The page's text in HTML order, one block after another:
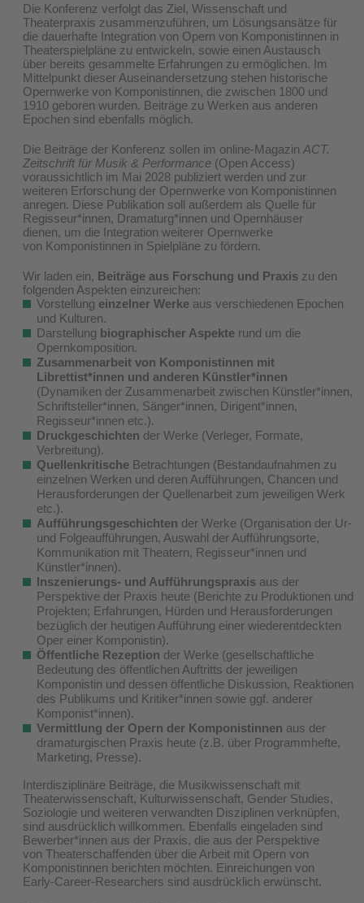
Die Konferenz verfolgt das Ziel, Wissenschaft und
Theaterpraxis zusammenzuführen, um Lösungsansätze für
die dauerhafte Integration von Opern von Komponistinnen in
Theaterspielpläne zu entwickeln, sowie einen Austausch
über bereits gesammelte Erfahrungen zu ermöglichen. Im
Mittelpunkt dieser Auseinandersetzung stehen historische
Opernwerke von Komponistinnen, die zwischen 1800 und
1910 geboren wurden. Beiträge zu Werken aus anderen
Epochen sind ebenfalls möglich.
Die Beiträge der Konferenz sollen im online-Magazin ACT.
Zeitschrift für Musik & Performance (Open Access)
voraussichtlich im Mai 2028 publiziert werden und zur
weiteren Erforschung der Opernwerke von Komponistinnen
anregen. Diese Publikation soll außerdem als Quelle für
Regisseur*innen, Dramaturg*innen und Opernhäuser
dienen, um die Integration weiterer Opernwerke
von Komponistinnen in Spielpläne zu fördern.
Wir laden ein, Beiträge aus Forschung und Praxis zu den
folgenden Aspekten einzureichen:
Vorstellung einzelner Werke aus verschiedenen Epochen
und Kulturen.
Darstellung biographischer Aspekte rund um die
Opernkomposition.
Zusammenarbeit von Komponistinnen mit
Librettist*innen und anderen Künstler*innen
(Dynamiken der Zusammenarbeit zwischen Künstler*innen,
Schriftsteller*innen, Sänger*innen, Dirigent*innen,
Regisseur*innen etc.).
Druckgeschichten der Werke (Verleger, Formate,
Verbreitung).
Quellenkritische Betrachtungen (Bestandaufnahmen zu
einzelnen Werken und deren Aufführungen, Chancen und
Herausforderungen der Quellenarbeit zum jeweiligen Werk
etc.).
Aufführungsgeschichten der Werke (Organisation der Ur-
und Folgeaufführungen, Auswahl der Aufführungsorte,
Kommunikation mit Theatern, Regisseur*innen und
Künstler*innen).
Inszenierungs- und Aufführungspraxis aus der
Perspektive der Praxis heute (Berichte zu Produktionen und
Projekten; Erfahrungen, Hürden und Herausforderungen
bezüglich der heutigen Aufführung einer wiederentdeckten
Oper einer Komponistin).
Öffentliche Rezeption der Werke (gesellschaftliche
Bedeutung des öffentlichen Auftritts der jeweiligen
Komponistin und dessen öffentliche Diskussion, Reaktionen
des Publikums und Kritiker*innen sowie ggf. anderer
Komponist*innen).
Vermittlung der Opern der Komponistinnen aus der
dramaturgischen Praxis heute (z.B. über Programmhefte,
Marketing, Presse).
Interdisziplinäre Beiträge, die Musikwissenschaft mit
Theaterwissenschaft, Kulturwissenschaft, Gender Studies,
Soziologie und weiteren verwandten Disziplinen verknüpfen,
sind ausdrücklich willkommen. Ebenfalls eingeladen sind
Bewerber*innen aus der Praxis, die aus der Perspektive
von Theaterschaffenden über die Arbeit mit Opern von
Komponistinnen berichten möchten. Einreichungen von
Early-Career-Researchers sind ausdrücklich erwünscht.